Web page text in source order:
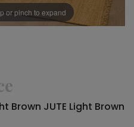
or pinch to expand
Brown JUTE Light Brown